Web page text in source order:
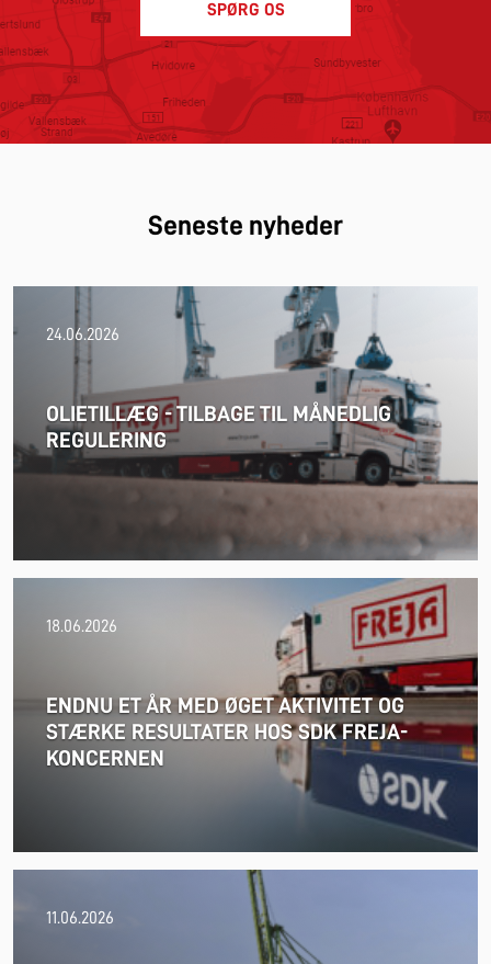
SPØRG OS
Seneste nyheder
24.06.2026
OLIETILLÆG - TILBAGE TIL MÅNEDLIG
REGULERING
18.06.2026
ENDNU ET ÅR MED ØGET AKTIVITET OG
STÆRKE RESULTATER HOS SDK FREJA-
KONCERNEN
11.06.2026